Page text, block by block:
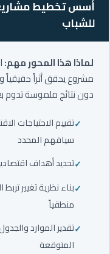
أسس تخطيط مشاريع
للشباب
لماذا هذا المحور مهم:
مشروع يحقق أثراً
دون نتائج ملموسة تدوم
تقييم الاحتياجات
سياقهم المحدد
تحديد أهداف
بناء نظرية تغيير
منطقياً
تقدير الموارد
المتوقعة